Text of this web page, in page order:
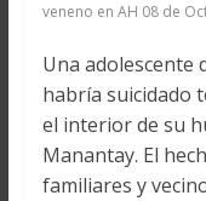
veneno en AH 08 de
Una adolescente
habría suicidado
el interior de su
Manantay. El
familiares y